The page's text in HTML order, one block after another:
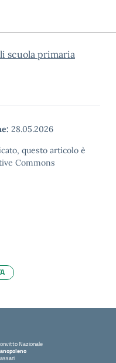
scuola primaria
28.05.2026
questo articolo è
Commons
Nazionale